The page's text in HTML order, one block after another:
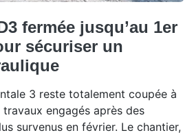
fermée jusqu’au 1er
sécuriser un
3 reste totalement coupée à
engagés après des
survenus en février. Le chantier,